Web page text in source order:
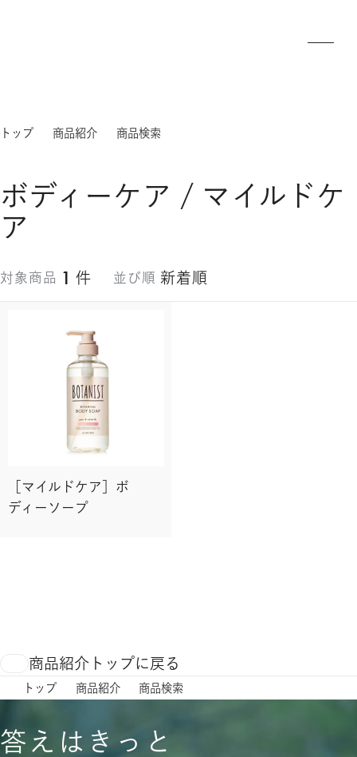
トップ 商品紹介 商品検索
ボディーケア / マイルドケ
ア
対象商品 1 件 並び順 新着順
［マイルドケア］ボ
ディーソープ
商品紹介トップに戻る
トップ 商品紹介 商品検索
答えはきっと